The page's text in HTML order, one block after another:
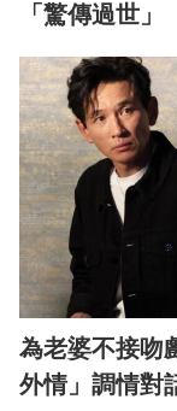
「驚傳過世」
為老婆不接吻
外情」調情對